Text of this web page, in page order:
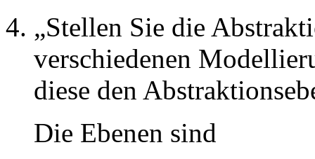
Stellen Sie die
verschiedenen
diese den
Die Ebenen sind